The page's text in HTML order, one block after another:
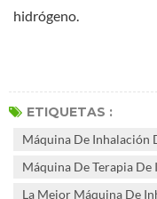
hidrógeno.
ETIQUETAS :
Máquina De Inhalación
Máquina De Terapia
La Mejor Máquina De